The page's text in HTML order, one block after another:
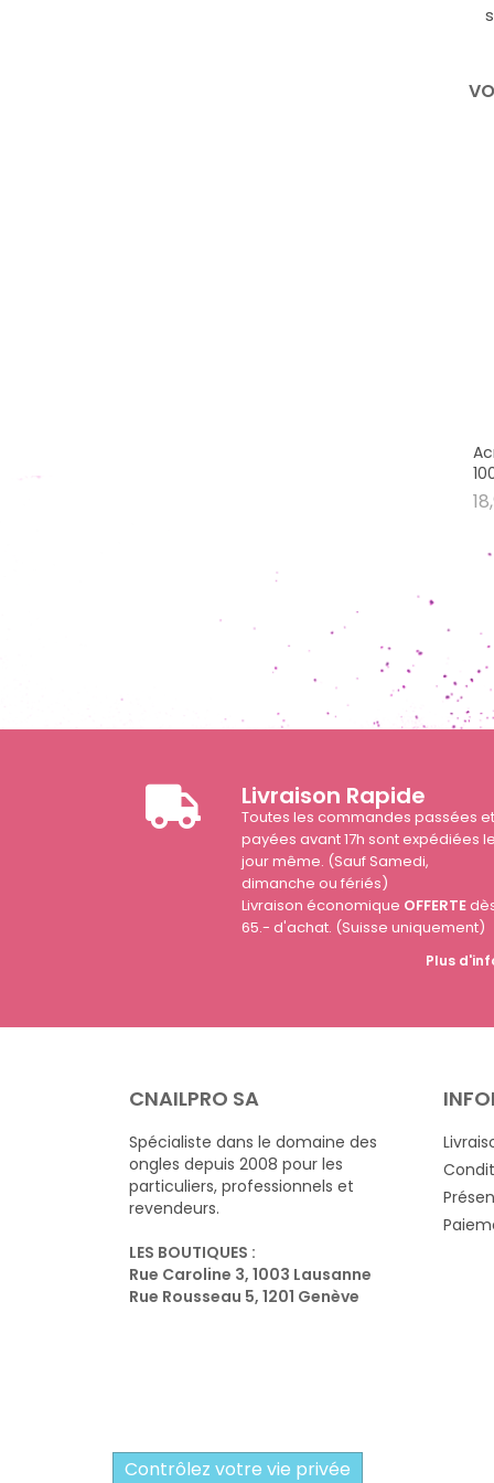
Livraison Rapide
Toutes les commandes passées et
payées avant 17h sont expédiées le
jour même. (Sauf Samedi,
dimanche ou fériés)
Livraison économique OFFERTE
65.- d'achat. (Suisse uniquement)
Plus
CNAILPRO SA
Spécialiste dans le domaine des
ongles depuis 2008 pour les
particuliers, professionnels et
revendeurs.
LES BOUTIQUES :
Rue Caroline 3, 1003 Lausanne
Rue Rousseau 5, 1201 Genève
Contrôlez votre vie privée